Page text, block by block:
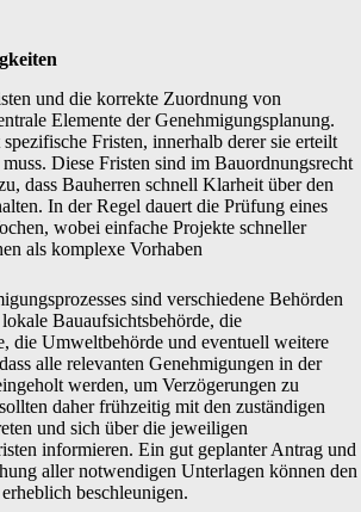
und die korrekte Zuordnung von
Elemente der Genehmigungsplanung.
Fristen, innerhalb derer sie erteilt
Diese Fristen sind im Bauordnungsrecht
dass Bauherren schnell Klarheit über den
In der Regel dauert die Prüfung eines
wobei einfache Projekte schneller
als komplexe Vorhaben
sind verschiedene Behörden
Bauaufsichtsbehörde, die
die Umweltbehörde und eventuell weitere
alle relevanten Genehmigungen in der
werden, um Verzögerungen zu
daher frühzeitig mit den zuständigen
und sich über die jeweiligen
informieren. Ein gut geplanter Antrag und
aller notwendigen Unterlagen können den
beschleunigen.